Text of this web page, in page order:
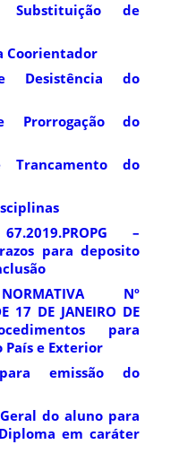
Substituição de
Coorientador
Desistência do
Prorrogação do
Trancamento do
–
para deposito
Nº
17 DE JANEIRO DE
para
e Exterior
emissão do
do aluno para
em caráter